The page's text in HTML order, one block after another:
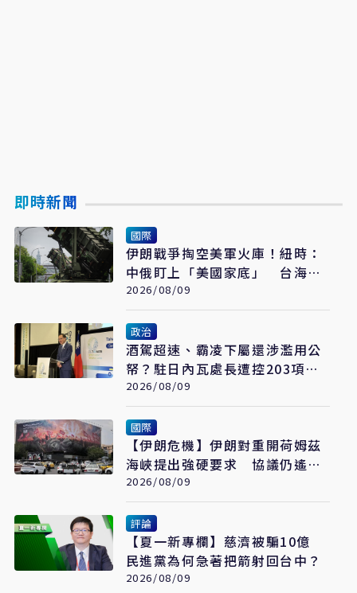
即時新聞
國際
伊朗戰爭掏空美軍火庫！紐時：
中俄盯上「美國家底」 台海戰
力恐成最大受害者
2026/08/09
政治
酒駕超速、霸凌下屬還涉濫用公
帑？駐日內瓦處長遭控203項爭
議 外交部啟動調查
2026/08/09
國際
【伊朗危機】伊朗對重開荷姆茲
海峽提出強硬要求 協議仍遙不
可及
2026/08/09
評論
【夏一新專欄】慈濟被騙10億
民進黨為何急著把箭射回台中？
2026/08/09